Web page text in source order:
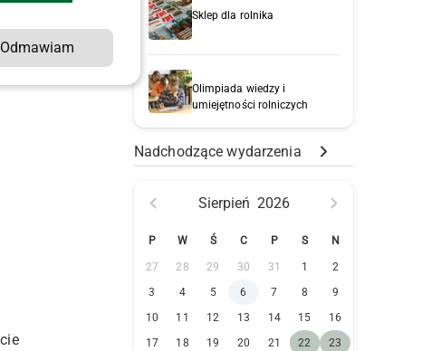
i
Sklep dla rolnika
Olimpiada wiedzy i
umiejętności rolniczych
Nadchodzące wydarzenia
Sierpień 2026
P W Ś C P S N
27 28 29 30 31 1
2
3
4 5 6 7 8
9
10
11 12 13 14 15
16
17
18 19 20 21 22
23
Odmawiam